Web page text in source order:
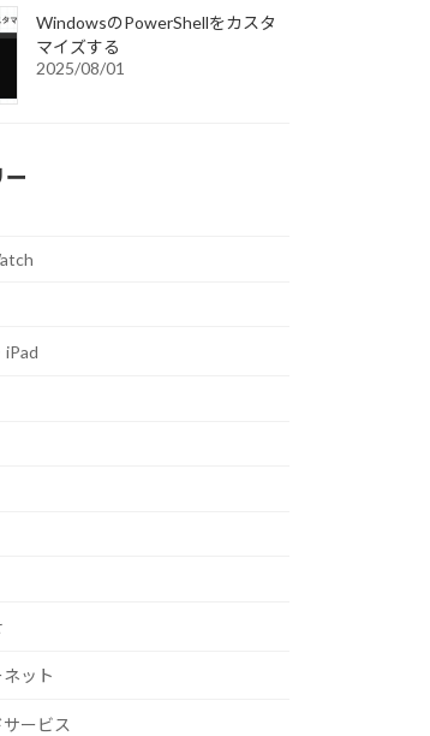
WindowsのPowerShellをカスタ
マイズする
2025/08/01
iPad
ット
ービス